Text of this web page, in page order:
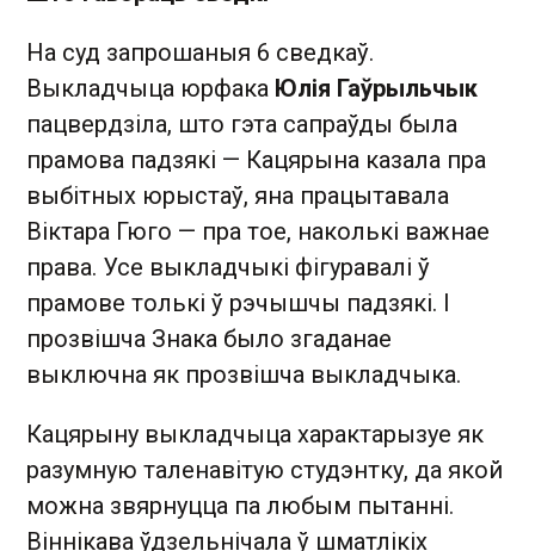
На суд запрошаныя 6 сведкаў.
Выкладчыца юрфака Юлія Гаўрыльчык
пацвердзіла, што гэта сапраўды была
прамова падзякі — Кацярына казала пра
выбітных юрыстаў, яна працытавала
Віктара Гюго — пра тое, наколькі важнае
права. Усе выкладчыкі фігуравалі ў
прамове толькі ў рэчышчы падзякі. І
прозвішча Знака было згаданае
выключна як прозвішча выкладчыка.
Кацярыну выкладчыца характарызуе як
разумную таленавітую студэнтку, да якой
можна звярнуцца па любым пытанні.
Віннікава ўдзельнічала ў шматлікіх